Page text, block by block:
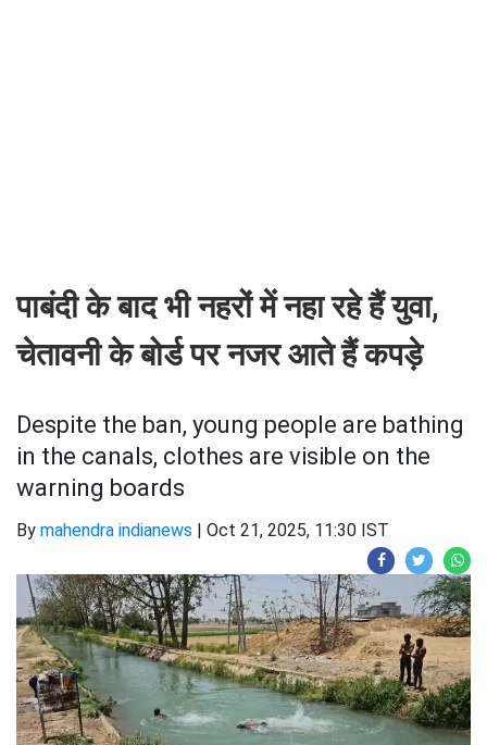
पाबंदी के बाद भी नहरों में नहा रहे हैं युवा,
चेतावनी के बोर्ड पर नजर आते हैं कपड़े
Despite the ban, young people are bathing
in the canals, clothes are visible on the
warning boards
By mahendra indianews | Oct 21, 2025, 11:30 IST